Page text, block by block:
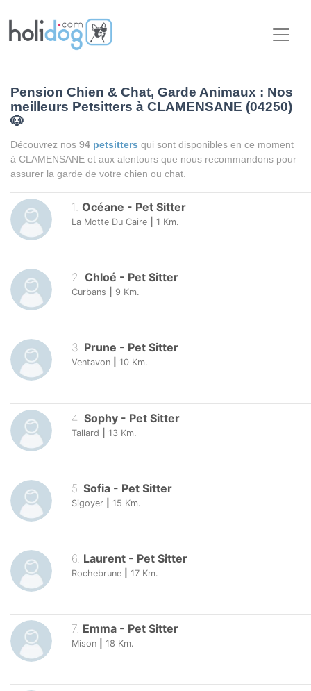
Pension Chien & Chat, Garde Animaux : Nos
meilleurs Petsitters à CLAMENSANE (04250)
🐶
Découvrez nos 94 petsitters qui sont disponibles en ce moment
à CLAMENSANE et aux alentours que nous recommandons pour
assurer la garde de votre chien ou chat.
1. Océane - Pet Sitter
La Motte Du Caire 1 Km.
2. Chloé - Pet Sitter
Curbans 9 Km.
3. Prune - Pet Sitter
Ventavon 10 Km.
4 Sophy - Pet Sitter
Tallard 13 Km.
5 Sofia - Pet Sitter
Sigoyer 15 Km.
6. Laurent - Pet Sitter
Rochebrune 17 Km.
7. Emma - Pet Sitter
Mison 18 Km.